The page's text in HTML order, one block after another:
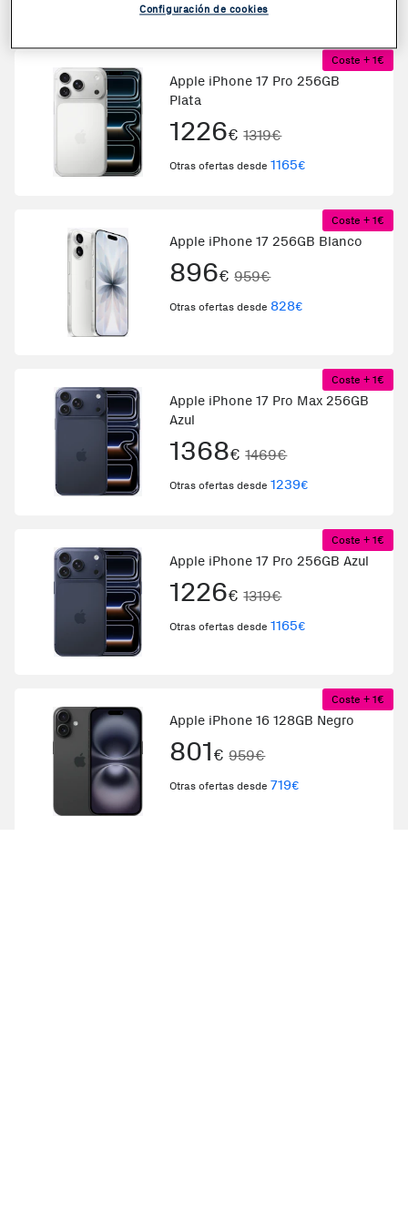
Otras ofertas desde
Coste + 1€
Apple iPhone 17 Pro 256GB
Plata
1226€ 1319€
Otras ofertas desde1165€
Coste + 1€
Apple iPhone 17 256GB Blanco
896€ 959€
Otras ofertas desde 828€
Coste + 1€
Apple iPhone 17 Pro Max 256GB
Azul
1368€ 1469€
Otras ofertas desde1239€
Coste + 1€
Apple iPhone 17 Pro 256GB Azul
1226€ 1319€
Otras ofertas desde1165€
Coste + 1€
Apple iPhone 16 128GB Negro
801€ 959€
Otras ofertas desde 719€
Configuración de cookies